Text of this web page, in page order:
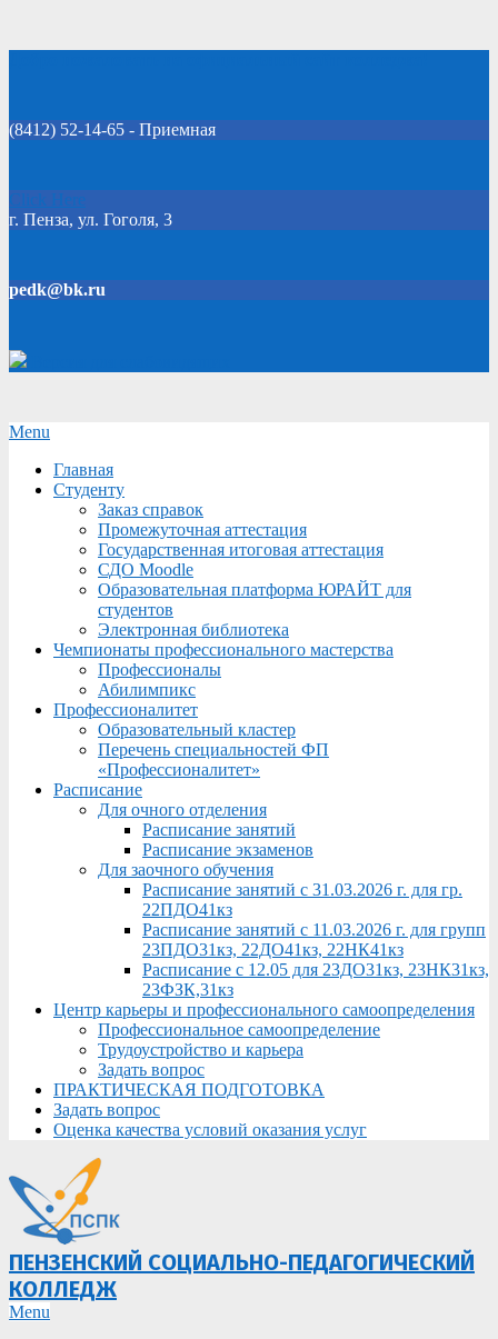
(8412) 52-14-65 - Приемная
Click Here
г. Пенза, ул. Гоголя, 3
pedk@bk.ru
Secondary
Menu
Menu
Главная
Студенту
Заказ справок
Промежуточная аттестация
Государственная итоговая аттестация
СДО Moodle
Образовательная платформа ЮРАЙТ для
студентов
Электронная библиотека
Чемпионаты профессионального мастерства
Профессионалы
Абилимпикс
Профессионалитет
Образовательный кластер
Перечень специальностей ФП
«Профессионалитет»
Расписание
Для очного отделения
Расписание занятий
Расписание экзаменов
Для заочного обучения
Расписание занятий с 31.03.2026 г. для гр.
22ПДО41кз
Расписание занятий с 11.03.2026 г. для групп
23ПДО31кз, 22ДО41кз, 22НК41кз
Расписание с 12.05 для 23ДО31кз, 23НК31кз,
23ФЗК,31кз
Центр карьеры и профессионального самоопределения
Профессиональное самоопределение
Трудоустройство и карьера
Задать вопрос
ПРАКТИЧЕСКАЯ ПОДГОТОВКА
Задать вопрос
Оценка качества условий оказания услуг
ПЕНЗЕНСКИЙ СОЦИАЛЬНО-ПЕДАГОГИЧЕСКИЙ
КОЛЛЕДЖ
Primary
Menu